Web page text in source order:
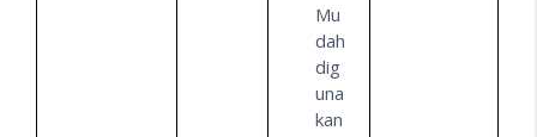
Mu
dah
dig
una
kan